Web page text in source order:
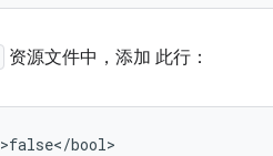
资源文件中，添加 此行：
bool>